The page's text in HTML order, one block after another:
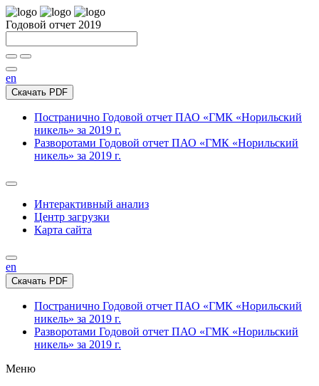
Годовой отчет 2019
en
Скачать PDF
Постранично Годовой отчет ПАО «ГМК «Норильский
никель» за 2019 г.
Разворотами Годовой отчет ПАО «ГМК «Норильский
никель» за 2019 г.
Интерактивный анализ
Центр загрузки
Карта сайта
en
Скачать PDF
Постранично Годовой отчет ПАО «ГМК «Норильский
никель» за 2019 г.
Разворотами Годовой отчет ПАО «ГМК «Норильский
никель» за 2019 г.
Меню